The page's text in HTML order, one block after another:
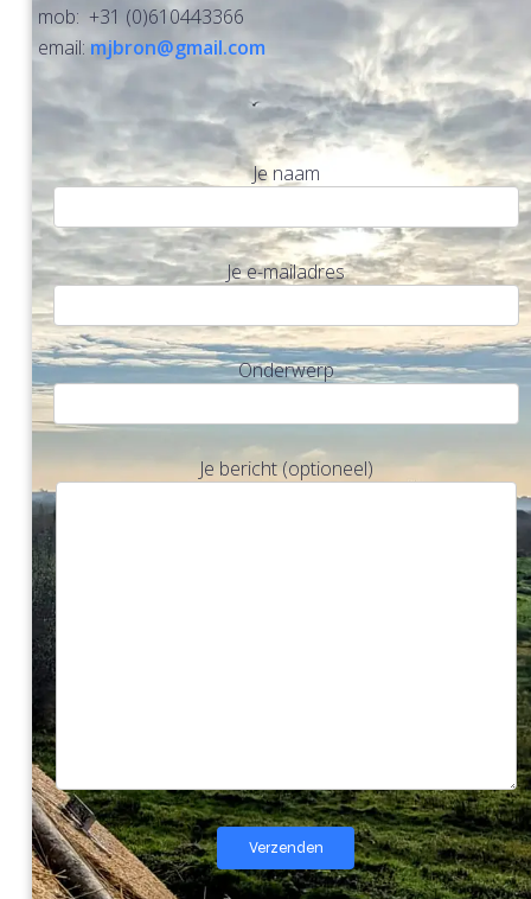
mob: +31 (0)610443366
email: mjbron@gmail.com
Je naam
Je e-mailadres
Onderwerp
Je bericht (optioneel)